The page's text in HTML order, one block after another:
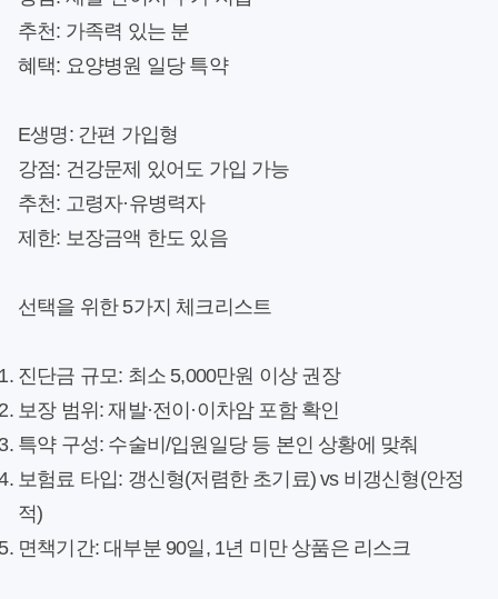
추천: 가족력 있는 분
혜택: 요양병원 일당 특약
E생명: 간편 가입형
강점: 건강문제 있어도 가입 가능
추천: 고령자·유병력자
제한: 보장금액 한도 있음
선택을 위한 5가지 체크리스트
진단금 규모: 최소 5,000만원 이상 권장
보장 범위 : 재발·전이·이차암 포함 확인
특약 구성: 수술비/입원일당 등 본인 상황에 맞춰
보험료 타입: 갱신형(저렴한 초기료) vs 비갱신형(안정
적)
면책기간: 대부분 90일, 1년 미만 상품은 리스크